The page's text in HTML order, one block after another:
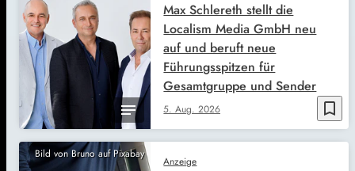
bookmark_border
5. Aug. 2026
Max Schlereth stellt die
Localism Media GmbH neu
auf und beruft neue
Führungsspitzen für
Gesamtgruppe und Sender
Bild von Bruno auf Pixabay
Anzeige